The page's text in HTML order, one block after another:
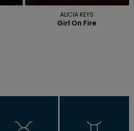
ALICIA KEYS
Girl On Fire